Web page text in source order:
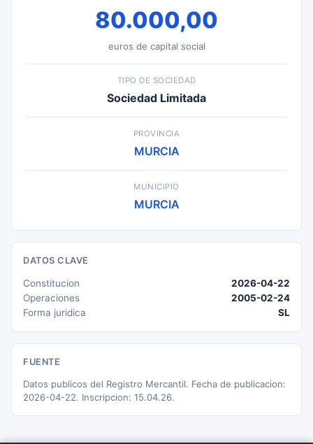
80.000,00
euros de capital social
TIPO DE SOCIEDAD
Sociedad Limitada
PROVINCIA
MURCIA
MUNICIPIO
MURCIA
DATOS CLAVE
Constitucion
2026-04-22
Operaciones
2005-02-24
Forma juridica
SL
FUENTE
Datos publicos del Registro Mercantil. Fecha de publicacion:
2026-04-22. Inscripcion: 15.04.26.